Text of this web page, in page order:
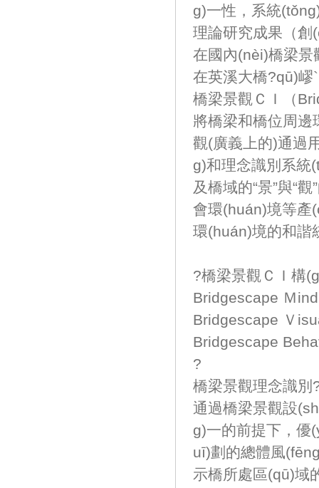
g)一性，系統
理論研究成果（創
在國內(nèi)橋梁
在英溪大橋?qū)嵺
橋梁景觀ＣＩ（
將橋梁和橋位周邊
觀(廣義上的)通過
g)和理念識別系統
及橋域的“景”與“觀”
會環(huán)境等產
環(huán)境的和諧
?橋梁景觀ＣＩ構
Bridgescape Ｍ
Bridgescape Ｖ
Bridgescape
?
橋梁景觀理念識
通過橋梁景觀設
g)一的前提下，
uī)劃的總體風(fēng)
示橋所處區(qū)域